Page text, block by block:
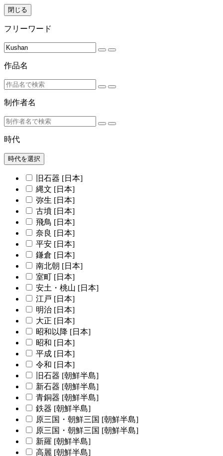
閉じる
フリーワード
作品名
制作者名
時代
時代を選択
旧石器 [日本]
縄文 [日本]
弥生 [日本]
古墳 [日本]
飛鳥 [日本]
奈良 [日本]
平安 [日本]
鎌倉 [日本]
南北朝 [日本]
室町 [日本]
安土・桃山 [日本]
江戸 [日本]
明治 [日本]
大正 [日本]
昭和以降 [日本]
昭和 [日本]
平成 [日本]
令和 [日本]
旧石器 [朝鮮半島]
新石器 [朝鮮半島]
青銅器 [朝鮮半島]
鉄器 [朝鮮半島]
原三国・朝鮮三国 [朝鮮半島]
原三国・朝鮮三国 [朝鮮半島]
新羅 [朝鮮半島]
高麗 [朝鮮半島]